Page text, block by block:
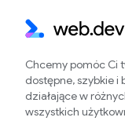
Chcemy pomóc Ci
dostępne, szybkie
działające w
wszystkich